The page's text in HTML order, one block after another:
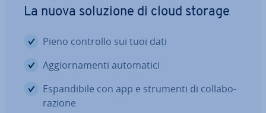
La nuova soluzione di cloud storage
Pieno controllo sui tuoi dati
Ag­gior­na­men­ti au­to­ma­ti­ci
Espan­di­bi­le con app e strumenti di col­la­bo­
ra­zio­ne